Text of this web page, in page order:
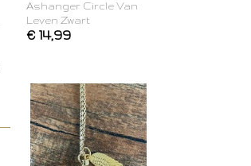
Ashanger Circle Van
Leven Zwart
€ 14,99